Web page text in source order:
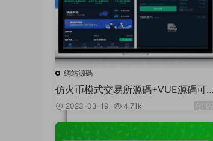
網站源碼
仿火币模式交易所源碼+VUE源碼可
二開法币交易_币币交易_合約交易_期
權交易+流動性挖礦UP理财LEO認購
運營
2023-03-19 4.71k